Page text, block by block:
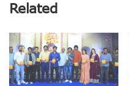
Related